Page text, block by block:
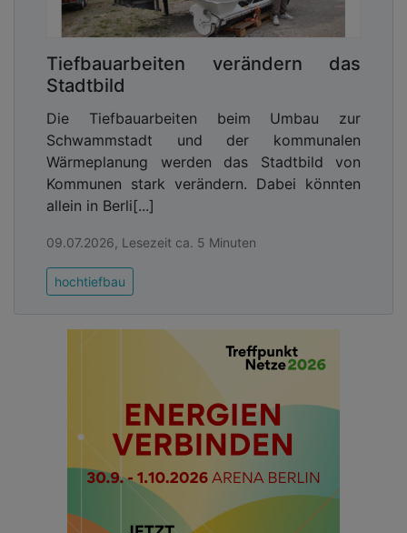
Tiefbauarbeiten verändern das
Stadtbild
Die Tiefbauarbeiten beim Umbau zur
Schwammstadt und der kommunalen
Wärmeplanung werden das Stadtbild von
Kommunen stark verändern. Dabei könnten
allein in Berli[...]
09.07.2026, Lesezeit ca. 5 Minuten
hochtiefbau